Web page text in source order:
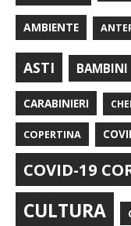
AMBIENTE
ASTI BAMBINI
CARABINIERI
COPERTINA
COVID-19
CULTURA